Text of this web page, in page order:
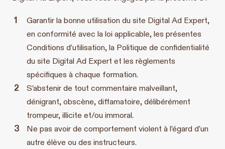
Garantir la bonne utilisation du site Digital Ad Expert,
en conformité avec la loi applicable, les présentes
Conditions d’utilisation, la Politique de confidentialité
du site Digital Ad Expert et les règlements
spécifiques à chaque formation.
S’abstenir de tout commentaire malveillant,
dénigrant, obscène, diffamatoire, délibérément
trompeur, illicite et/ou immoral.
Ne pas avoir de comportement violent à l’égard d’un
autre élève ou des instructeurs.